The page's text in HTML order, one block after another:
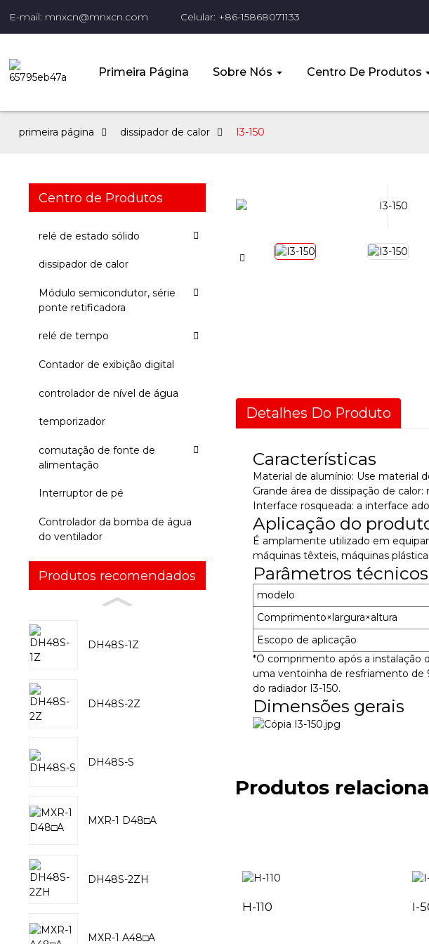
E-mail: mnxcn@mnxcn.com Celular: +86-15868071133
Primeira Página Sobre Nós Centro De Produtos
primeira página dissipador de calor I3-150
Centro de Produtos
relé de estado sólido
dissipador de calor
Módulo semicondutor, série
ponte retificadora
relé de tempo
Contador de exibição digital
controlador de nível de água
temporizador
comutação de fonte de
alimentação
Interruptor de pé
Controlador da bomba de água
do ventilador
Produtos recomendados
DH48S-1Z
DH48S-2Z
DH48S-S
MXR-1 D48□A
DH48S-2ZH
MXR-1 A48□A
Detalhes Do Produto
Características
Material de alumínio: Use material
Grande área de dissipação de
Interface rosqueada: a interface
Aplicação do
É amplamente utilizado em
máquinas têxteis, máquinas
Parâmetros técnicos
modelo
Comprimento×largura×altura
Escopo de aplicação
*O comprimento após a instalação
uma ventoinha de resfriamento de
do radiador I3-150.
Dimensões gerais
Produtos
H-110 I-